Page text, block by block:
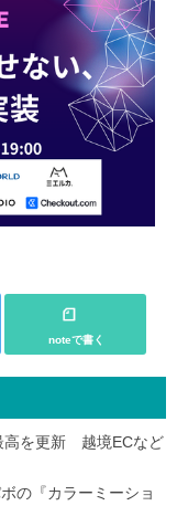
noteで書く
高を更新 越境ECなど
の『カラーミーショ